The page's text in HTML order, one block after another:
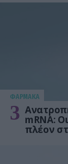
ΦΑΡΜΑΚΑ
3 mRNA:
πλέον